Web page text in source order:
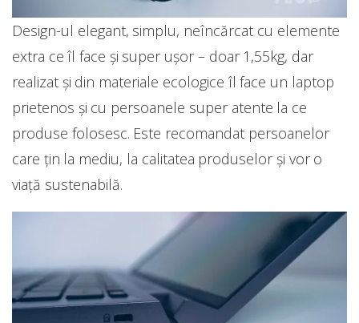
Design-ul elegant, simplu, neîncărcat cu elemente
extra ce îl face și super ușor – doar 1,55kg, dar
realizat și din materiale ecologice îl face un laptop
prietenos și cu persoanele super atente la ce
produse folosesc. Este recomandat persoanelor
care țin la mediu, la calitatea produselor și vor o
viață sustenabilă.